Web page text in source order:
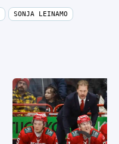
SONJA LEINAMO